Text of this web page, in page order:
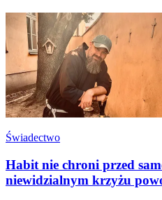
Świadectwo
Habit nie chroni przed
niewidzialnym krzyżu